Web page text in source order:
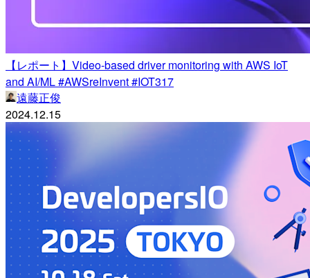
【レポート】Video-based driver monitoring with AWS IoT
and AI/ML #AWSreInvent #IOT317
遠藤正俊
2024.12.15